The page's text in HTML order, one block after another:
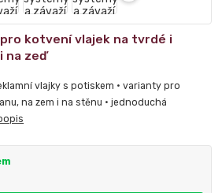
kotvení vlajek na tvrdé i
na zeď
vlajky s potiskem • varianty pro
na zem i na stěnu • jednoduchá